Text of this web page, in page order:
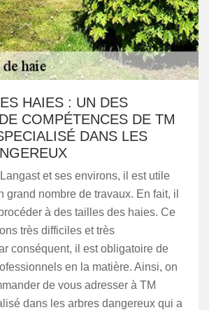
HAIES : UN DES
COMPÉTENCES DE TM
DANS LES
et ses environs, il est utile
grand nombre de travaux. En fait, il
à des tailles des haies. Ce
très difficiles et très
conséquent, il est obligatoire de
en la matière. Ainsi, on
de vous adresser à TM
dans les arbres dangereux qui a